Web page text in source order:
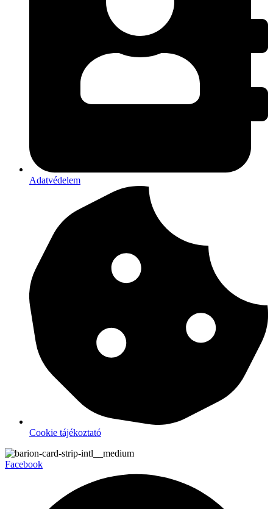
Adatvédelem
Cookie tájékoztató
Facebook